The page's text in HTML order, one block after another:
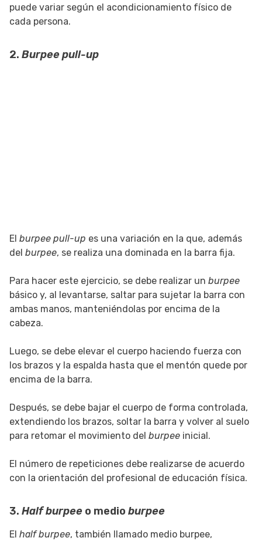
puede variar según el acondicionamiento físico de
cada persona.
2. Burpee pull-up
El burpee pull-up es una variación en la que, además
del burpee, se realiza una dominada en la barra fija.
Para hacer este ejercicio, se debe realizar un burpee
básico y, al levantarse, saltar para sujetar la barra con
ambas manos, manteniéndolas por encima de la
cabeza.
Luego, se debe elevar el cuerpo haciendo fuerza con
los brazos y la espalda hasta que el mentón quede por
encima de la barra.
Después, se debe bajar el cuerpo de forma controlada,
extendiendo los brazos, soltar la barra y volver al suelo
para retomar el movimiento del burpee inicial.
El número de repeticiones debe realizarse de acuerdo
con la orientación del profesional de educación física.
3. Half burpee o medio burpee
El half burpee, también llamado medio burpee,